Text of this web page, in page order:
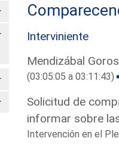
Alternar
Alternar
Alternar
Alternar
Interviniente
Mendizábal
(03:05:05 a 03:11:43)
Solicitud de
informar sobre
Intervención en el